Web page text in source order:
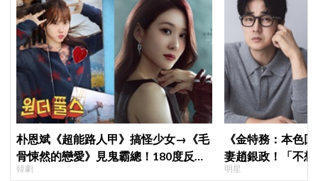
朴恩斌《超能路人甲》搞怪少女→《毛
骨悚然的戀愛》見鬼霸總！180度反差
演技獲讚「信看演員」
韓劇
《金特務：本色
妻趙銀政！「不
一句話展現滿滿
明星